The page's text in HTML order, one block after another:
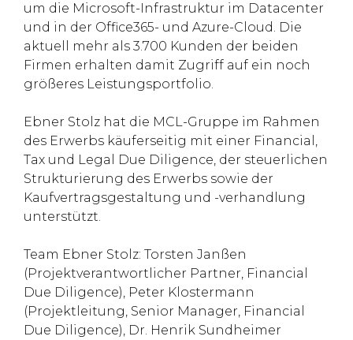
um die Microsoft-Infrastruktur im Datacenter
und in der Office365- und Azure-Cloud. Die
aktuell mehr als 3.700 Kunden der beiden
Firmen erhalten damit Zugriff auf ein noch
größeres Leistungsportfolio.
Ebner Stolz hat die MCL-Gruppe im Rahmen
des Erwerbs käuferseitig mit einer Financial,
Tax und Legal Due Diligence, der steuerlichen
Strukturierung des Erwerbs sowie der
Kaufvertragsgestaltung und -verhandlung
unterstützt.
Team Ebner Stolz: Torsten Janßen
(Projektverantwortlicher Partner, Financial
Due Diligence), Peter Klostermann
(Projektleitung, Senior Manager, Financial
Due Diligence), Dr. Henrik Sundheimer